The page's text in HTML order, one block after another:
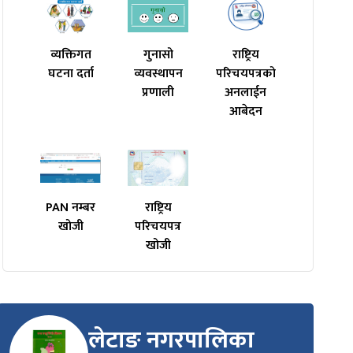
व्यक्तिगत
घटना दर्ता
गुनासो
व्यवस्थापन
प्रणाली
राष्ट्रिय
परिचयपत्रको
अनलाईन
आबेदन
PAN नम्बर
खोजी
राष्ट्रिय
परिचयपत्र
खोजी
लेटाङ नगरपालिका